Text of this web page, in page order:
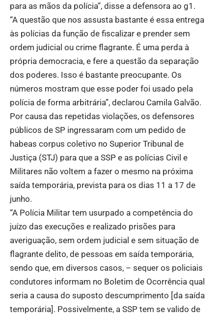
para as mãos da polícia”, disse a defensora ao g1.
“A questão que nos assusta bastante é essa entrega
às polícias da função de fiscalizar e prender sem
ordem judicial ou crime flagrante. É uma perda à
própria democracia, e fere a questão da separação
dos poderes. Isso é bastante preocupante. Os
números mostram que esse poder foi usado pela
polícia de forma arbitrária”, declarou Camila Galvão.
Por causa das repetidas violações, os defensores
públicos de SP ingressaram com um pedido de
habeas corpus coletivo no Superior Tribunal de
Justiça (STJ) para que a SSP e as polícias Civil e
Militares não voltem a fazer o mesmo na próxima
saída temporária, prevista para os dias 11 a 17 de
junho.
“A Polícia Militar tem usurpado a competência do
juízo das execuções e realizado prisões para
averiguação, sem ordem judicial e sem situação de
flagrante delito, de pessoas em saída temporária,
sendo que, em diversos casos, – sequer os policiais
condutores informam no Boletim de Ocorrência qual
seria a causa do suposto descumprimento [da saída
temporária]. Possivelmente, a SSP tem se valido de